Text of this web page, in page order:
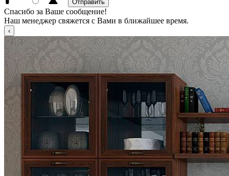
Спасибо за Ваше сообщение!
Наш менеджер свяжется с Вами в ближайшее время.